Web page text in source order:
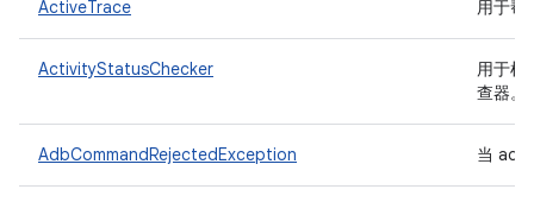
ActiveTrace 用于帮
ActivityStatusChecker
用于检
查器。
AdbCommandRejectedException 当 adb